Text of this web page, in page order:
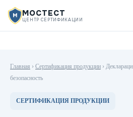
МОСТЕСТ
ЦЕНТР СЕРТИФИКАЦИИ
Главная › Сертификация продукции ›
безопасность
СЕРТИФИКАЦИЯ ПРОДУКЦИИ